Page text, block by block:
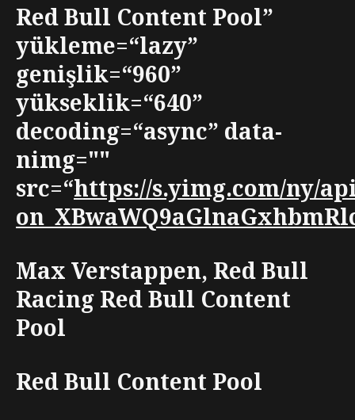
Red Bull Content Pool”
yükleme=“lazy”
genişlik=“960”
yükseklik=“640”
decoding=“async” data-
nimg=""
src=“https://s.yimg.com/ny/
Max Verstappen, Red Bull
Racing Red Bull Content
Pool
Red Bull Content Pool